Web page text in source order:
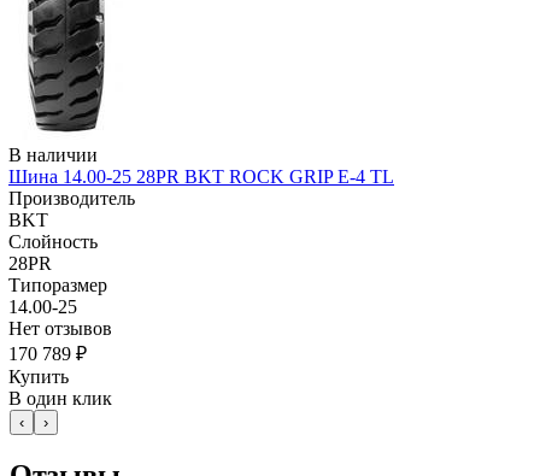
В наличии
Шина 14.00-25 28PR BKT ROCK GRIP E-4 TL
Производитель
BKT
Слойность
28PR
Типоразмер
14.00-25
Нет отзывов
170 789 ₽
Купить
В один клик
‹ ›